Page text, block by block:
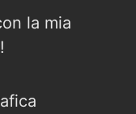
la mia